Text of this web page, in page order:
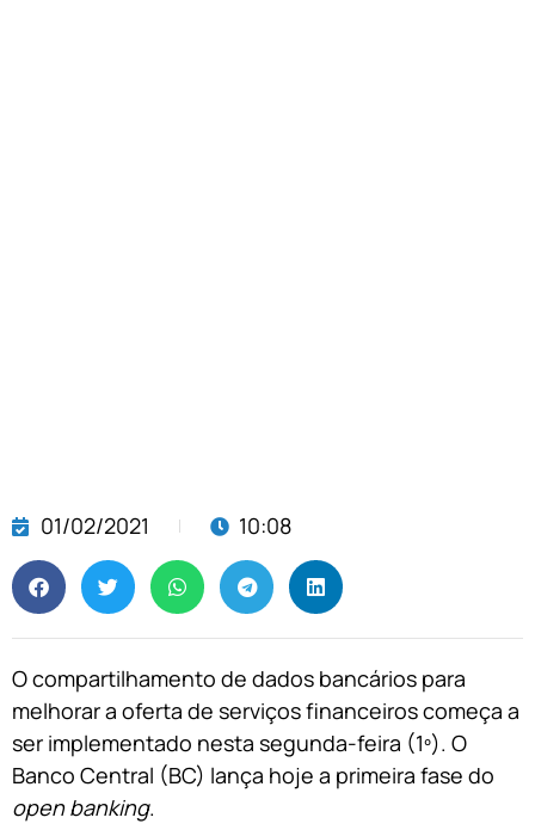
01/02/2021 10:08
O compartilhamento de dados bancários para
melhorar a oferta de serviços financeiros começa a
ser implementado nesta segunda-feira (1º). O
Banco Central (BC) lança hoje a primeira fase do
open banking.